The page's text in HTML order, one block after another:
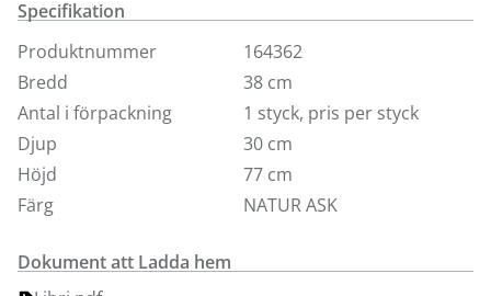
Specifikation
Produktnummer
164362
Bredd
38 cm
Antal i förpackning
1 styck, pris per styck
Djup
30 cm
Höjd
77 cm
Färg
NATUR ASK
Dokument att Ladda hem